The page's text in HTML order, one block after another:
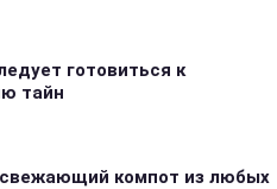
готовиться к
тайн
компот из любых